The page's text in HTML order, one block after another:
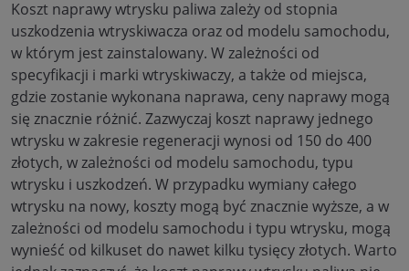
Koszt naprawy wtrysku paliwa zależy od stopnia
uszkodzenia wtryskiwacza oraz od modelu samochodu,
w którym jest zainstalowany. W zależności od
specyfikacji i marki wtryskiwaczy, a także od miejsca,
gdzie zostanie wykonana naprawa, ceny naprawy mogą
się znacznie różnić. Zazwyczaj koszt naprawy jednego
wtrysku w zakresie regeneracji wynosi od 150 do 400
złotych, w zależności od modelu samochodu, typu
wtrysku i uszkodzeń. W przypadku wymiany całego
wtrysku na nowy, koszty mogą być znacznie wyższe, a w
zależności od modelu samochodu i typu wtrysku, mogą
wynieść od kilkuset do nawet kilku tysięcy złotych. Warto